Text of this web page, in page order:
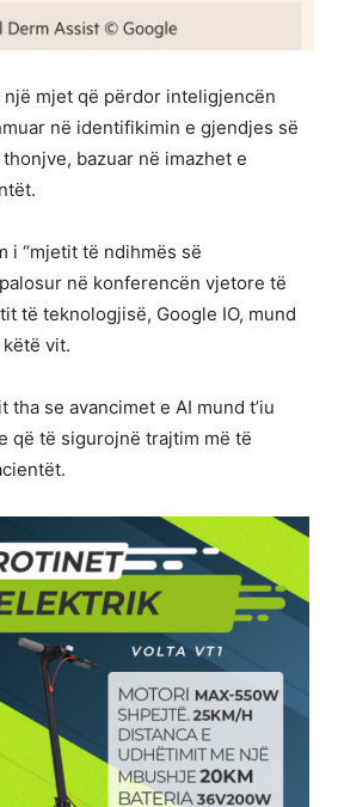
një mjet që përdor inteligjencën
në identifikimin e gjendjes së
bazuar në imazhet e
i “mjetit të ndihmës së
në konferencën vjetore të
të teknologjisë, Google IO, mund
vit.
se avancimet e AI mund t’iu
që të sigurojnë trajtim më të